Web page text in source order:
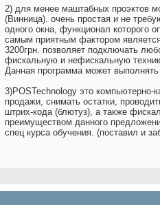
2) для менее маштабных проэктов
(Винница). очень простая и не
одного окна, функционал которого
самым приятным фактором
3200грн. позволяет подключать
фискальную и нефискальную
Данная программа может
3)POSTechnology это
продажи, снимать остатки,
штрих-кода (блютуз), а также
преимуществом данного
спец курса обучения. (поставил и